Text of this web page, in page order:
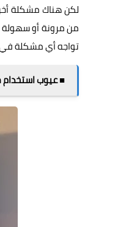
لكن هناك مشكلة
من مرونة أو سهولة
تواجه أي مشكلة في
■ عيوب استخدام